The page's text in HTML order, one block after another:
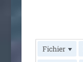
Fichier